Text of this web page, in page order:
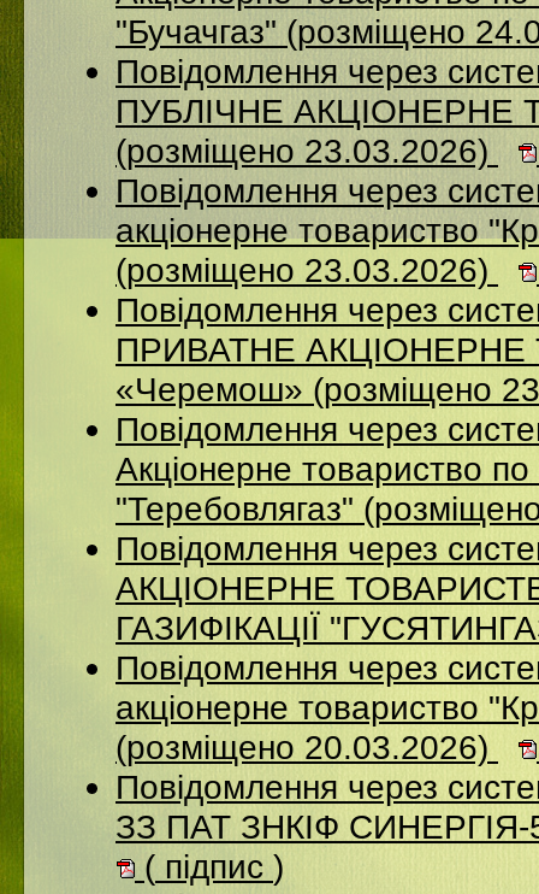
"Бучачгаз" (розміщено
Повідомлення через
ПУБЛІЧНЕ АКЦІОНЕРНЕ
(розміщено 23.03.2026)
Повідомлення через
акцiонерне товариство
(розміщено 23.03.2026)
Повідомлення через
ПРИВАТНЕ АКЦІОНЕРНЕ
«Черемош» (розміщено
Повідомлення через
Акціонерне товариство по
"Теребовлягаз"
Повідомлення через
АКЦІОНЕРНЕ
ГАЗИФІКАЦІЇ
Повідомлення через
акцiонерне товариство
(розміщено 20.03.2026)
Повідомлення через
ЗЗ ПАТ ЗНКІФ СИНЕРГІЯ-
( підпис )